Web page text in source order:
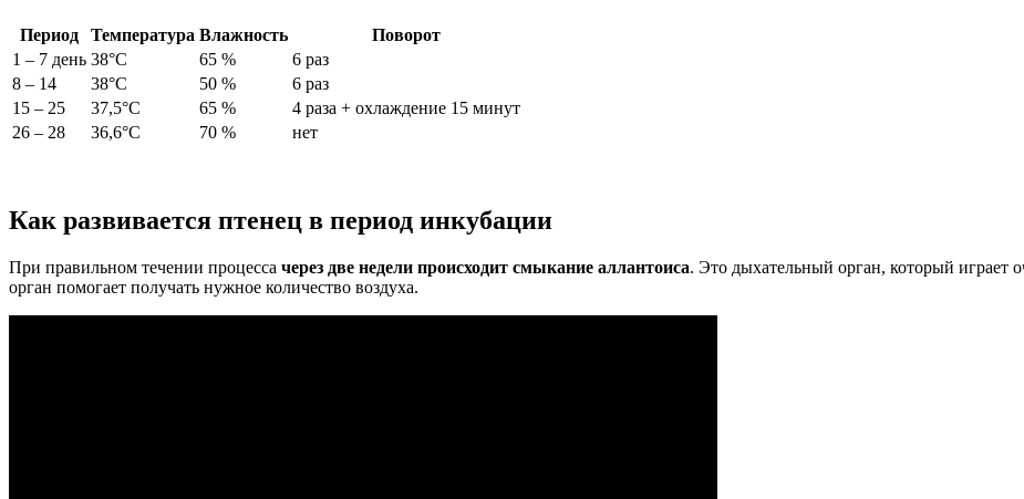
Период Температура Влажность
Поворот
1 – 7 день 38°С 65 %
6 раз
8 – 14
38°С 50 %
6 раз
15 – 25
37,5°С 65 %
4 раза + охлаждение 15 минут
26 – 28
36,6°С 70 % нет
Как развивается птенец в период инкубации
При правильном течении процесса через две недели происходит смыкание аллантоиса. Это дыхательный орган, который играет
орган помогает получать нужное количество воздуха.